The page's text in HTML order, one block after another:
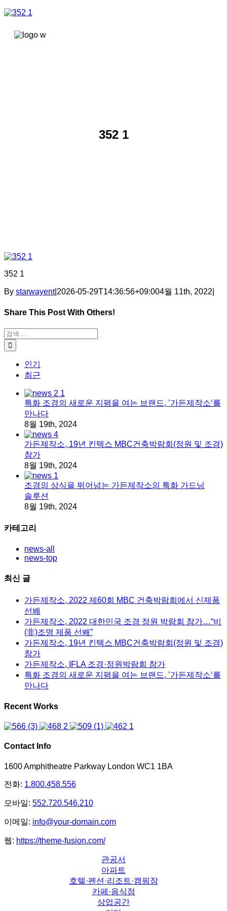
콘텐츠로
352 1
352 1
By starwayent| 2026-05-29T14:36:56+09:004월 11th, 2022
Share This Post With Others!
Facebook
X
Tumblr
Pinterest
이메일
검색:
인기
최근
특화 조경의 새로운 지평을 여는 브랜드, ’가든제작소‘를
만나다
8월 19th, 2024
가든제작소, 19년 킨텍스 MBC건축박람회(정원 및 조경)
참가
8월 19th, 2024
조경의 상식을 뛰어넘는 가든제작소의 특화 가드닝
솔루션
8월 19th, 2024
카테고리
news-all
news-top
최신 글
가든제작소, 2022 제60회 MBC 건축박람회에서 신제품
선봬
가든제작소, 2022 대한민국 조경 정원 박람회 참가…“비
(非)조명 제품 선봬”
가든제작소, 19년 킨텍스 MBC건축박람회(정원 및 조경)
참가
가든제작소, IFLA 조경·정원박람회 참가
특화 조경의 새로운 지평을 여는 브랜드, ’가든제작소‘를
만나다
Recent Works
Contact Info
1600 Amphitheatre Parkway London WC1 1BA
전화: 1.800.458.556
모바일: 552.720.546.210
이메일: info@your-domain.com
웹: https://theme-fusion.com/
관공서
아파트
호텔·펜션·리조트·캠핑장
카페·음식점
상업공간